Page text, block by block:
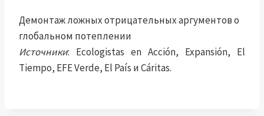
Демонтаж ложных отрицательных аргументов о
глобальном потеплении
Источники: Ecologistas en Acción, Expansión, El
Tiempo, EFE Verde, El País и Cáritas.